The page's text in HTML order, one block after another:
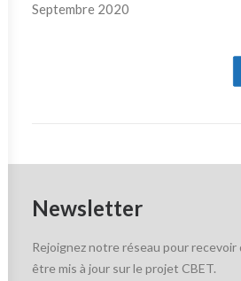
Septembre 2020
Newsletter
Rejoignez notre réseau pour
être mis à jour sur le projet CBET.